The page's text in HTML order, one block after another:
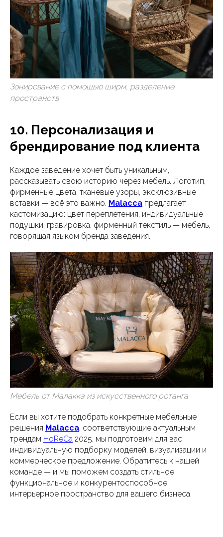
Зонирование с помощью ширм, разделение
пространств
10. Персонализация и
брендирование под клиента
Каждое заведение хочет быть уникальным,
рассказывать свою историю через мебель. Логотип,
фирменные цвета, тканевые узоры, эксклюзивные
вставки — всё это важно. Malacca предлагает
кастомизацию: цвет переплетения, индивидуальные
подушки, гравировка, фирменный текстиль — мебель,
говорящая языком бренда заведения.
Мебель от Малакка из искусственного ротанга
Если вы хотите подобрать конкретные мебельные
решения Malacca, соответствующие актуальным
трендам HoReCa 2025, мы подготовим для вас
индивидуальную подборку моделей, визуализации и
коммерческое предложение. Обратитесь к нашей
команде — и мы поможем создать стильное,
функциональное и конкурентоспособное
интерьерное пространство для вашего бизнеса.